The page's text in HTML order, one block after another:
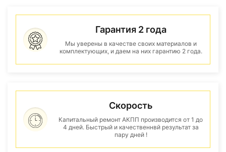
Гарантия 2 года
Мы уверены в качестве своих материалов и
комплектующих, и даем на них гарантию 2 года.
Скорость
Капитальный ремонт АКПП производится от 1 до
4 дней. Быстрый и качественнвй результат за
пару дней !